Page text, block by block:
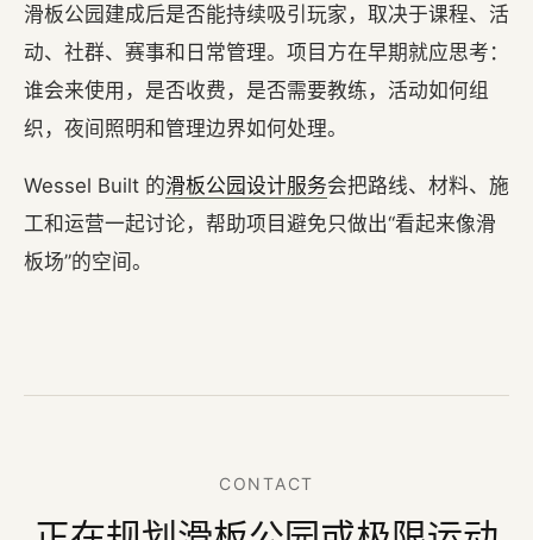
滑板公园建成后是否能持续吸引玩家，取决于课程、活
动、社群、赛事和日常管理。项目方在早期就应思考：
谁会来使用，是否收费，是否需要教练，活动如何组
织，夜间照明和管理边界如何处理。
Wessel Built 的滑板公园设计服务会把路线、材料、施
工和运营一起讨论，帮助项目避免只做出“看起来像滑
板场”的空间。
CONTACT